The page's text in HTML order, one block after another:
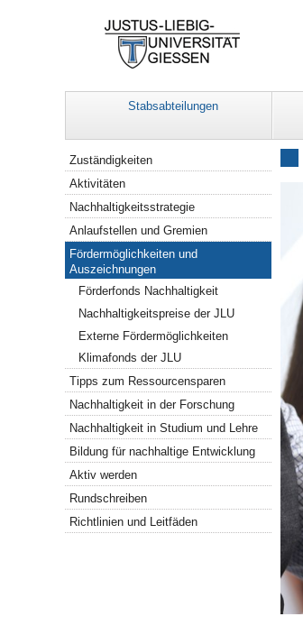
Stabsabteilungen
Navigation
Zuständigkeiten
Aktivitäten
Nachhaltigkeitsstrategie
Anlaufstellen und Gremien
Fördermöglichkeiten und
Auszeichnungen
Förderfonds Nachhaltigkeit
Nachhaltigkeitspreise der JLU
Externe Fördermöglichkeiten
Klimafonds der JLU
Tipps zum Ressourcensparen
Nachhaltigkeit in der Forschung
Nachhaltigkeit in Studium und Lehre
Bildung für nachhaltige Entwicklung
Aktiv werden
Rundschreiben
Richtlinien und Leitfäden